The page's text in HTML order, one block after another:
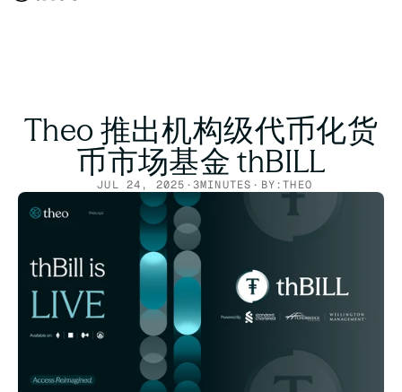
Theo 推出机构级代币化货
币市场基金 thBILL
JUL 24, 2025 ·3MINUTES · BY:THEO